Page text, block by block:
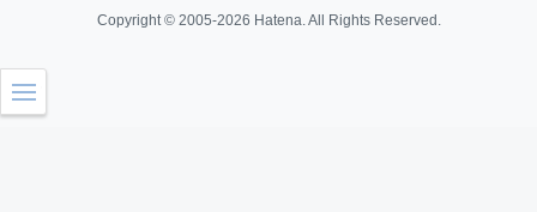
Copyright © 2005-2026 Hatena. All Rights Reserved.